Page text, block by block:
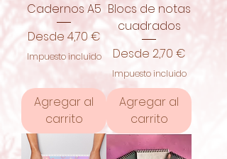
Cadernos A5
Desde 4,70 €
Precio de oferta
Impuesto incluido
Agregar al
carrito
Blocs de notas
cuadrados
Desde 2,70 €
Precio de oferta
Impuesto incluido
Agregar al
carrito